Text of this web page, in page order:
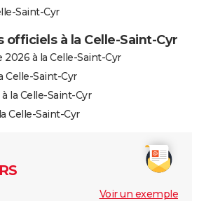
Saint-Cyr
officiels à la Celle-Saint-Cyr
à la Celle-Saint-Cyr
Celle-Saint-Cyr
la Celle-Saint-Cyr
Celle-Saint-Cyr
Voir un exemple